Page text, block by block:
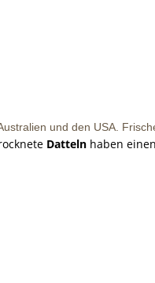
und den USA.
Datteln haben